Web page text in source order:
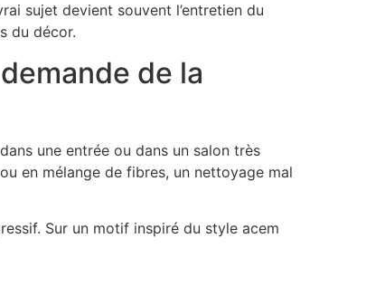
sujet devient souvent l’entretien du
du décor.
de la
une entrée ou dans un salon très
en mélange de fibres, un nettoyage mal
Sur un motif inspiré du style acem